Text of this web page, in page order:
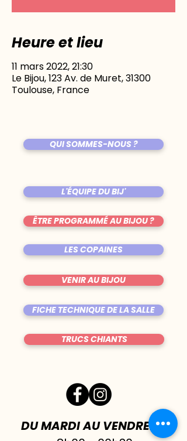
Heure et lieu
11 mars 2022, 21:30
Le Bijou, 123 Av. de Muret, 31300
Toulouse, France
QUI SOMMES-NOUS ?
L'ÉQUIPE DU BIJ'
ÊTRE PROGRAMMÉ AU BIJOU ?
LES COPAINES
VENIR AU BIJOU
FICHE TECHNIQUE DE LA SALLE
TRUCS CHIANTS
DU MARDI AU VENDREDI|